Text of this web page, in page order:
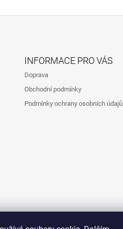
INFORMACE PRO VÁS
Doprava
Obchodní podmínky
Podmínky ochrany osobních údajů